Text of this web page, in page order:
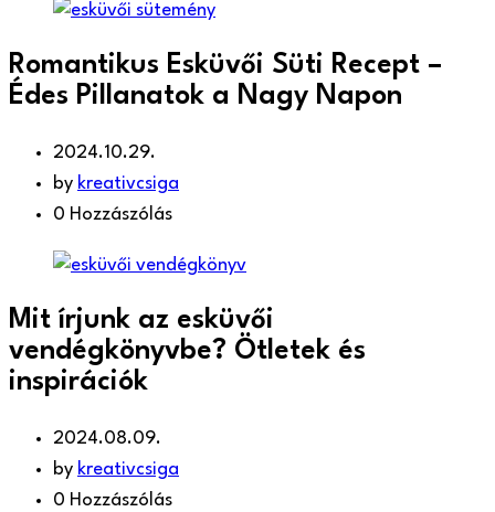
Romantikus Esküvői Süti Recept –
Édes Pillanatok a Nagy Napon
2024.10.29.
by kreativcsiga
0 Hozzászólás
Mit írjunk az esküvői
vendégkönyvbe? Ötletek és
inspirációk
2024.08.09.
by kreativcsiga
0 Hozzászólás